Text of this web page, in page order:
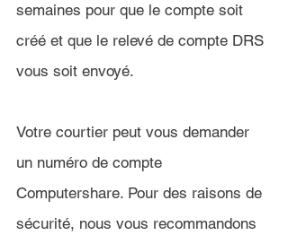
semaines pour que le compte soit
créé et que le relevé de compte DRS
vous soit envoyé.
Votre courtier peut vous demander
un numéro de compte
Computershare. Pour des raisons de
sécurité, nous vous recommandons